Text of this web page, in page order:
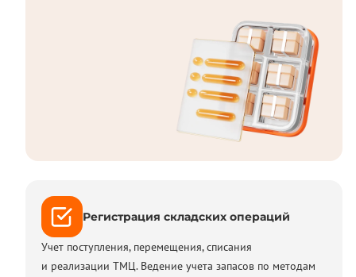
Регистрация складских операций
Учет поступления, перемещения, списания
и реализации ТМЦ. Ведение учета запасов по методам